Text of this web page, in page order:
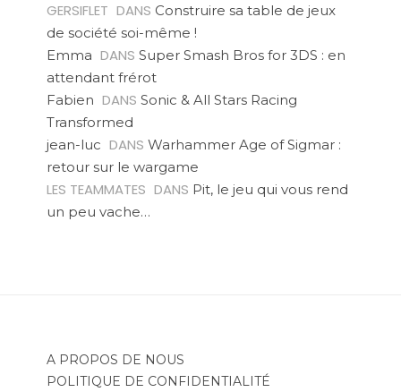
GERSIFLET DANS Construire sa table de jeux
de société soi-même !
Emma DANS Super Smash Bros for 3DS : en
attendant frérot
Fabien DANS Sonic & All Stars Racing
Transformed
jean-luc DANS Warhammer Age of Sigmar :
retour sur le wargame
LES TEAMMATES DANS Pit, le jeu qui vous rend
un peu vache…
A PROPOS DE NOUS
POLITIQUE DE CONFIDENTIALITÉ